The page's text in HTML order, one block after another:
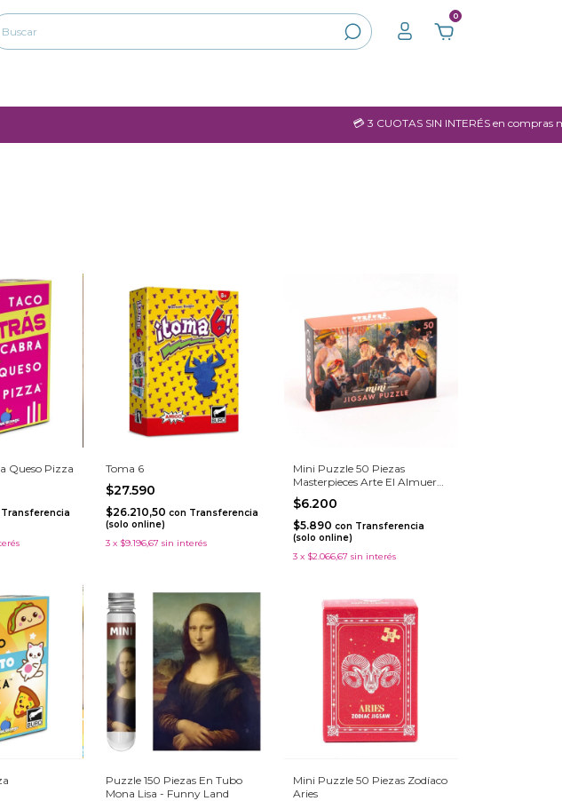
0
💳 3 CUOTAS SIN INTERÉS en compras mayores a
Queso Pizza
Transferencia
Toma 6
$27.590
$26.210,50 con Transferencia
(solo online)
3 x $9.196,67 sin interés
Mini Puzzle 50 Piezas
Masterpieces Arte El Almuerzo
De Los Remeros
$6.200
$5.890 con Transferencia
(solo online)
3 x $2.066,67 sin interés
Puzzle 150 Piezas En Tubo
Mona Lisa - Funny Land
Mini Puzzle 50 Piezas Zodíaco
Aries